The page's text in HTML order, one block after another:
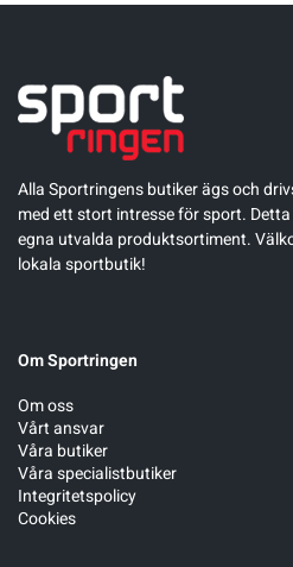
Alla Sportringens butiker ägs och
med ett stort intresse för sport.
egna utvalda produktsortiment.
lokala sportbutik!
Om Sportringen
Om oss
Vårt ansvar
Våra butiker
Våra specialistbutiker
Integritetspolicy
Cookies